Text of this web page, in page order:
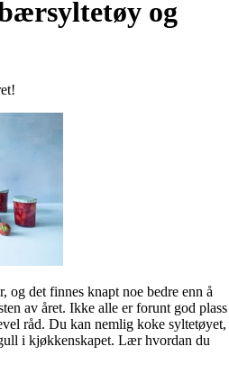
og
og det finnes knapt noe bedre enn å
av året. Ikke alle er forunt god plass
råd. Du kan nemlig koke syltetøyet,
i kjøkkenskapet. Lær hvordan du